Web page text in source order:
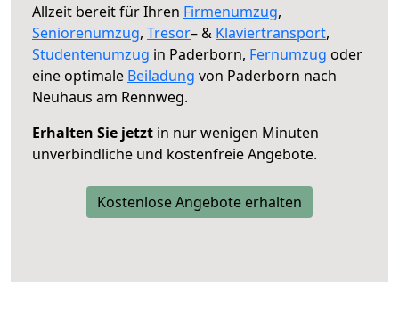
Allzeit bereit für Ihren Firmenumzug,
Seniorenumzug, Tresor– & Klaviertransport,
Studentenumzug in Paderborn, Fernumzug oder
eine optimale Beiladung von Paderborn nach
Neuhaus am Rennweg.
Erhalten Sie jetzt in nur wenigen Minuten
unverbindliche und kostenfreie Angebote.
Kostenlose Angebote erhalten